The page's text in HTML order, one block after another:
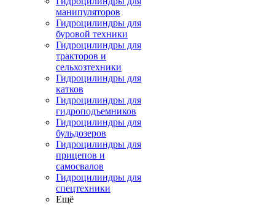
манипуляторов
Гидроцилиндры для
буровой техники
Гидроцилиндры для
тракторов и
сельхозтехники
Гидроцилиндры для
катков
Гидроцилиндры для
гидроподъемников
Гидроцилиндры для
бульдозеров
Гидроцилиндры для
прицепов и
самосвалов
Гидроцилиндры для
спецтехники
Ещё